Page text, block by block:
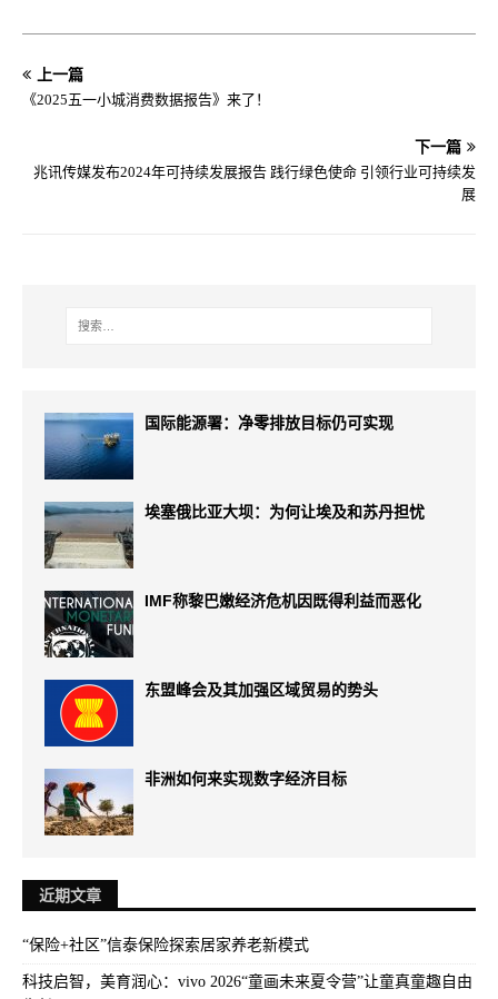
上一篇
《2025五一小城消费数据报告》来了！
下一篇
兆讯传媒发布2024年可持续发展报告 践行绿色使命 引领行业可持续发
展
国际能源署：净零排放目标仍可实现
埃塞俄比亚大坝：为何让埃及和苏丹担忧
IMF称黎巴嫩经济危机因既得利益而恶化
东盟峰会及其加强区域贸易的势头
非洲如何来实现数字经济目标
近期文章
“保险+社区”信泰保险探索居家养老新模式
科技启智，美育润心：vivo 2026“童画未来夏令营”让童真童趣自由